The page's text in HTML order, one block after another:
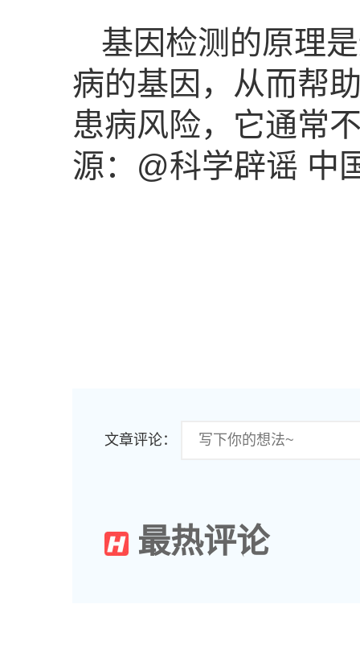
基因检测的原理
病的基因，从而帮
患病风险，它通常
源：@科学辟谣 中
文章评论：
最热评论